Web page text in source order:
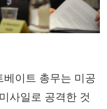
이트 총무는 미공
사일로 공격한 것